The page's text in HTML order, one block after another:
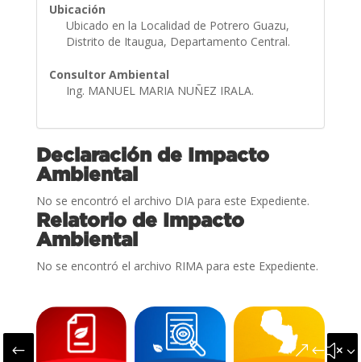
Ubicación
Ubicado en la Localidad de Potrero Guazu,
Distrito de Itaugua, Departamento Central.
Consultor Ambiental
Ing. MANUEL MARIA NUÑEZ IRALA.
Declaración de Impacto
Ambiental
No se encontró el archivo DIA para este Expediente.
Relatorio de Impacto
Ambiental
No se encontró el archivo RIMA para este Expediente.
#